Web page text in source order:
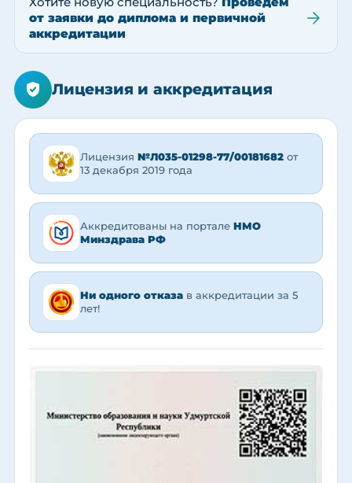
от заявки до диплома и первичной
аккредитации
Лицензия и аккредитация
Лицензия №Л035-01298-77/00181682 от
13 декабря 2019 года
Аккредитованы на портале НМО
Минздрава РФ
Ни одного отказа в аккредитации за 5
лет!